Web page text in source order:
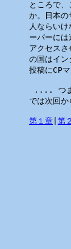
ところで
か。日本の
人ならい
ーバーに
アクセス
の国はイ
投稿にCP
.... つま
では次回
第１章 第